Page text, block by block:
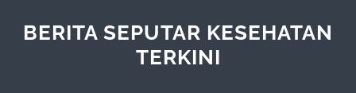
BERITA SEPUTAR KESEHATAN
TERKINI